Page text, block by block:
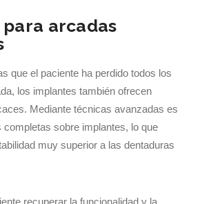
arcadas
que el paciente ha perdido todos los
los implantes también ofrecen
Mediante técnicas avanzadas es
completas sobre implantes, lo que
muy superior a las dentaduras
recuperar la funcionalidad y la